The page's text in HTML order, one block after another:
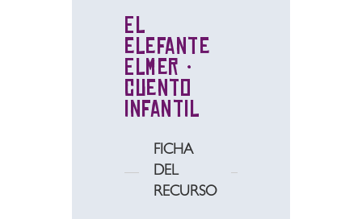
El
elefante
Elmer ·
Cuento
infantil
FICHA
DEL
RECURSO